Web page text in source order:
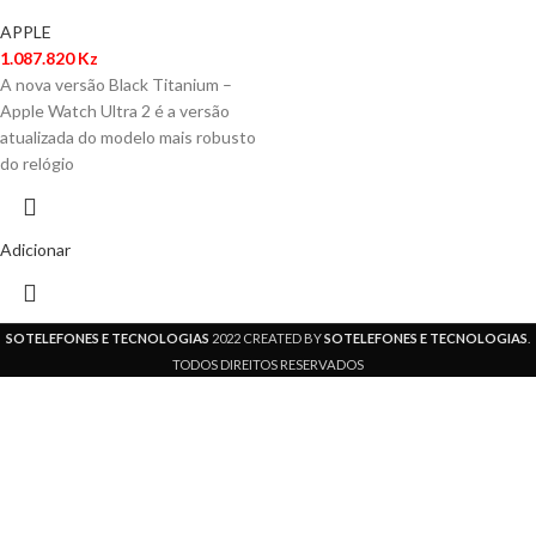
APPLE
1.087.820Kz
A nova versão Black Titanium –
Apple Watch Ultra 2 é a versão
atualizada do modelo mais robusto
do relógio
Adicionar
SOTELEFONES E TECNOLOGIAS 2022 CREATED BYSOTELEFONES E TECNOLOGIAS
TODOS DIREITOS RESERVADOS